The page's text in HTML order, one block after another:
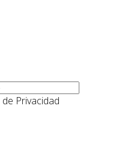
de Privacidad